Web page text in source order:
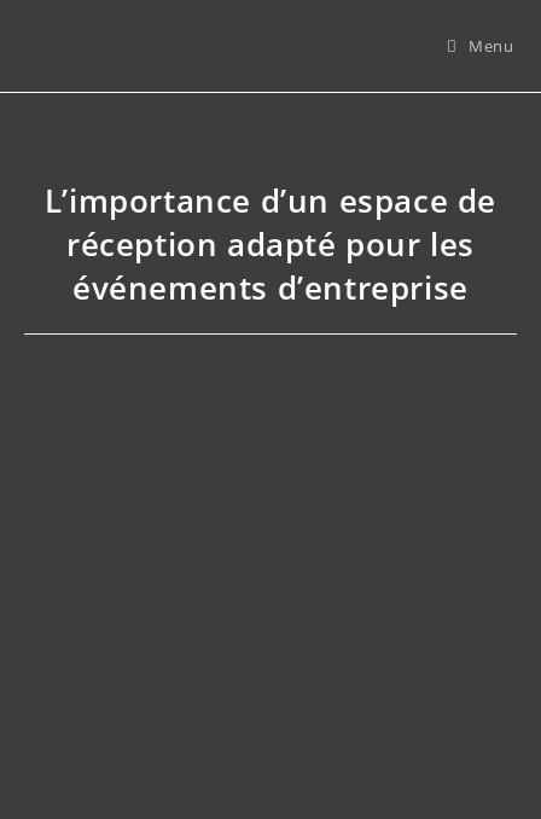
Menu
L’importance d’un espace de
réception adapté pour les
événements d’entreprise